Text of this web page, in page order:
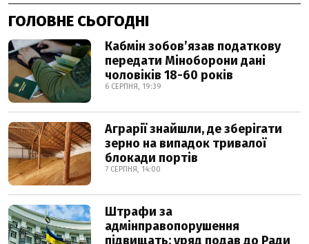
ГОЛОВНЕ СЬОГОДНІ
Кабмін зобовʼязав податкову
передати Міноборони дані
чоловіків 18-60 років
6 СЕРПНЯ, 19:39
Аграрії знайшли, де зберігати
зерно на випадок тривалої
блокади портів
7 СЕРПНЯ, 14:00
Штрафи за
адмінправопорушення
підвищать: уряд подав до Ради